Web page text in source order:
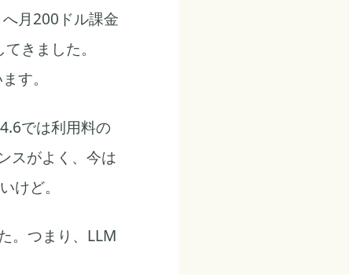
月200ドル課金
きました。
す。
では利用料の
スがよく、今は
けど。
。つまり、LLM